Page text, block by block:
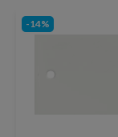
-14%